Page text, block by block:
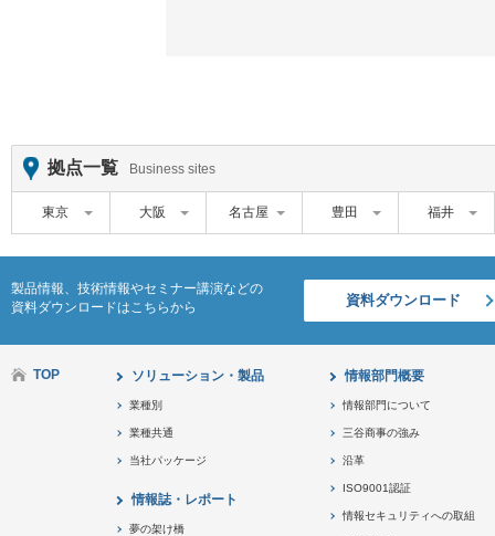
拠点一覧 Business sites
東京 大阪 名古屋 豊田 福井
製品情報、技術情報やセミナー講演などの
資料ダウンロードはこちらから
資料ダウンロード
TOP ソリューション・製品
業種別
業種共通
当社パッケージ
情報誌・レポート
夢の架け橋
情報部門概要
情報部門について
三谷商事の強み
沿革
ISO9001認証
情報セキュリティへの取組